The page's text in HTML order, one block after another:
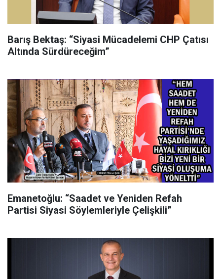
Barış Bektaş: “Siyasi Mücadelemi CHP Çatısı
Altında Sürdüreceğim”
Emanetoğlu: “Saadet ve Yeniden Refah
Partisi Siyasi Söylemleriyle Çelişkili”